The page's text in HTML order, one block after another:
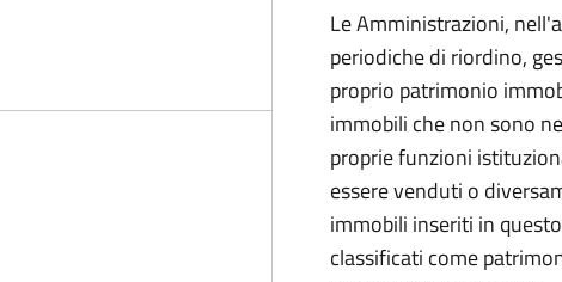
Le Amministrazioni,
periodiche di riordino,
proprio patrimonio
immobili che non sono
proprie funzioni
essere venduti o
immobili inseriti in
classificati come